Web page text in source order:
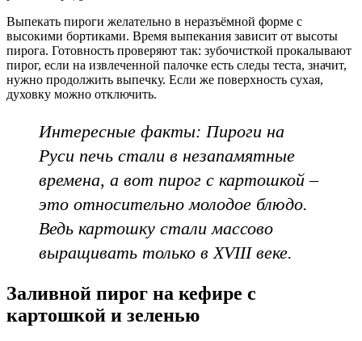
Выпекать пироги желательно в неразъёмной форме с
высокими бортиками. Время выпекания зависит от высоты
пирога. Готовность проверяют так: зубочисткой прокалывают
пирог, если на извлеченной палочке есть следы теста, значит,
нужно продолжить выпечку. Если же поверхность сухая,
духовку можно отключить.
Интересные факты: Пироги на
Руси печь стали в незапамятные
времена, а вот пирог с картошкой –
это относительно молодое блюдо.
Ведь картошку стали массово
выращивать только в XVIII веке.
Заливной пирог на кефире с
картошкой и зеленью